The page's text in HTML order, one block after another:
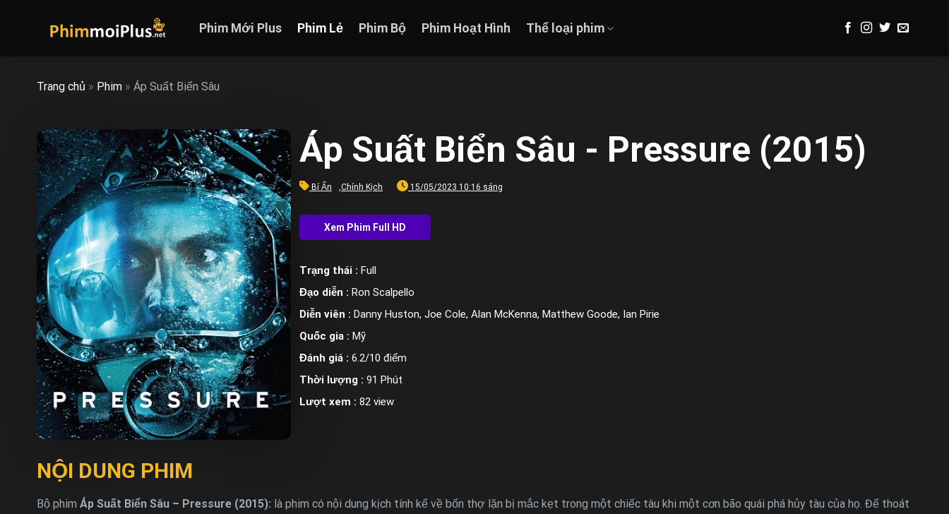
Phim Mới Plus Phim Lẻ Phim Bộ Phim Hoạt Hình Thể loại phim
Trang chủ » Phim » Áp Suất Biển Sâu
Áp Suất Biển Sâu - Pressure (2015)
Bí Ẩn Chính Kịch 15/05/2023 10:16 sáng
Trạng thái : Full
Đạo diễn : Ron Scalpello
Diễn viên : Danny Huston, Joe Cole, Alan McKenna, Matthew Goode, Ian Pirie
Quốc gia : Mỹ
Đánh giá : 6.2/10 điểm
Thời lượng : 91 Phút
Lượt xem : 82 view
NỘI DUNG PHIM
Bộ phim Áp Suất Biển Sâu – Pressure (2015): là phim có nội dung kịch tính kể về bốn thợ lặn bị mắc kẹt trong một chiếc tàu khi một cơn bão quái phá hủy tàu của họ. Để thoát